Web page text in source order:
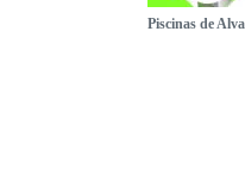
Piscinas de